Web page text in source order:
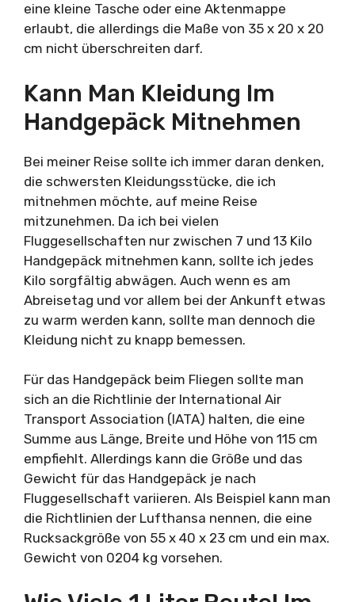
eine kleine Tasche oder eine Aktenmappe
erlaubt, die allerdings die Maße von 35 x 20 x 20
cm nicht überschreiten darf.
Kann Man Kleidung Im
Handgepäck Mitnehmen
Bei meiner Reise sollte ich immer daran denken,
die schwersten Kleidungsstücke, die ich
mitnehmen möchte, auf meine Reise
mitzunehmen. Da ich bei vielen
Fluggesellschaften nur zwischen 7 und 13 Kilo
Handgepäck mitnehmen kann, sollte ich jedes
Kilo sorgfältig abwägen. Auch wenn es am
Abreisetag und vor allem bei der Ankunft etwas
zu warm werden kann, sollte man dennoch die
Kleidung nicht zu knapp bemessen.
Für das Handgepäck beim Fliegen sollte man
sich an die Richtlinie der International Air
Transport Association (IATA) halten, die eine
Summe aus Länge, Breite und Höhe von 115 cm
empfiehlt. Allerdings kann die Größe und das
Gewicht für das Handgepäck je nach
Fluggesellschaft variieren. Als Beispiel kann man
die Richtlinien der Lufthansa nennen, die eine
Rucksackgröße von 55 x 40 x 23 cm und ein max.
Gewicht von 0204 kg vorsehen.